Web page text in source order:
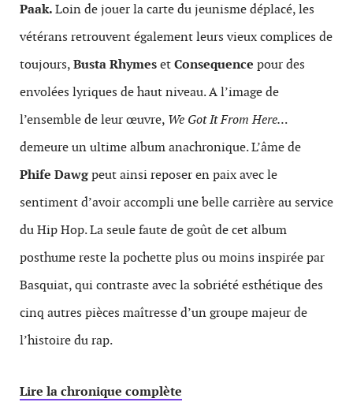
Paak.Loin de jouer la carte du jeunisme déplacé, les
vétérans retrouvent également leurs vieux complices de
toujours,BustaRhymesetConsequence pour des
envolées lyriques de haut niveau. A l’image de
l’ensemble de leur œuvre, We Got It From Here…
demeure un ultime album anachronique. L’âme de
Phife Dawgpeut ainsi reposer en paix avec le
sentiment d’avoir accompli une belle carrière au service
du Hip Hop. La seule faute de goût de cet album
posthume reste la pochette plus ou moins inspirée par
Basquiat, qui contraste avec la sobriété esthétique des
cinq autres pièces maîtresse d’un groupe majeur de
l’histoire du rap.
Lire la chronique complète